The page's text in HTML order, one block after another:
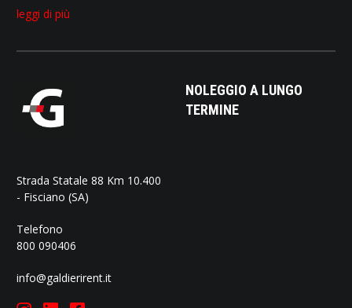
leggi di più
Strada Statale 88 Km 10.400
- Fisciano (SA)
Telefono
800 090406
info@galdierirent.it
NOLEGGIO A LUNGO
TERMINE